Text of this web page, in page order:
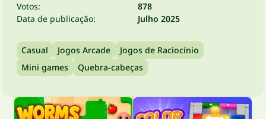
Votos:
878
Data de publicação:
Julho 2025
Casual Jogos Arcade
Jogos de Raciocínio
Mini games
Quebra-cabeças